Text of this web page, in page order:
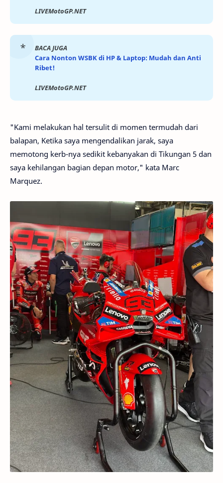
LIVEMotoGP.NET
BACA JUGA
Cara Nonton WSBK di HP & Laptop: Mudah dan Anti
Ribet!
LIVEMotoGP.NET
"Kami melakukan hal tersulit di momen termudah dari
balapan, Ketika saya mengendalikan jarak, saya
memotong kerb-nya sedikit kebanyakan di Tikungan 5 dan
saya kehilangan bagian depan motor," kata Marc
Marquez.